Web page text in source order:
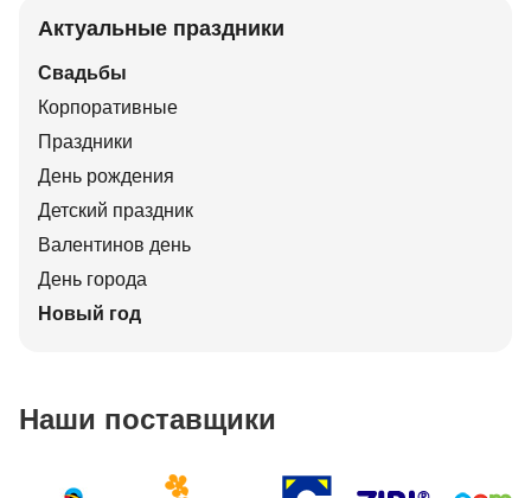
Актуальные праздники
Свадьбы
Корпоративные
Праздники
День рождения
Детский праздник
Валентинов день
День города
Новый год
Наши поставщики